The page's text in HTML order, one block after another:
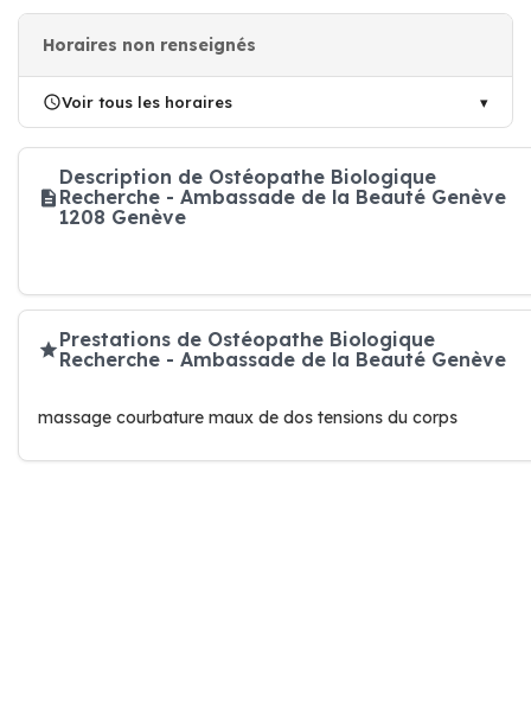
Horaires non renseignés
Voir tous les horaires
Description de Ostéopathe Biologique
Recherche - Ambassade de la Beauté Genève
1208 Genève
Prestations de Ostéopathe Biologique
Recherche - Ambassade de la Beauté Genève
massage courbature maux de dos tensions du corps